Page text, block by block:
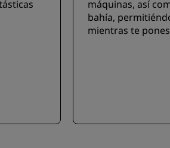
máquinas, así
bahía,
mientras te